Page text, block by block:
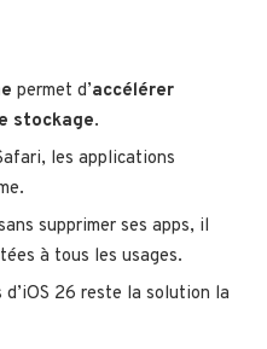
permet d’accélérer
stockage.
les applications
supprimer ses apps, il
à tous les usages.
26 reste la solution la